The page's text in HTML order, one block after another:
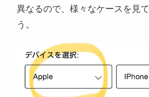
異なるので、様々なケースを見
う。